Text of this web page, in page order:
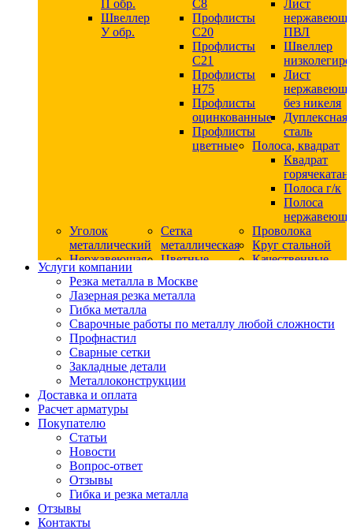
П обр.
Швеллер
У обр.
С8
Профлисты
С20
Профлисты
C21
Профлисты
Н75
Профлисты
оцинкованные
Профлисты
цветные
Лист
ПВЛ
Швеллер
Лист
без никеля
Дуплексная
сталь
Полоса, квадрат
Квадрат
Полоса г/к
Полоса
Уголок
металлический
Сетка
металлическая
Проволока
Круг стальной
Нержавеющая
сталь
Квадрат
нержавеющий
никельсодержащий
Круг
нержавеющий
безникелевый
жаропрочный
Круг
нержавеющий
никельсодержащий
Шестигранник
нержавеющий
никельсодержащий
Шестигранник
нержавеющий
безникелевый
Цветные
Шестигранник
дюралевый
дюралевый
Качественные
Услуги компании
Резка металла в Москве
Лазерная резка металла
Гибка металла
Сварочные работы по металлу любой сложности
Профнастил
Сварные сетки
Закладные детали
Металлоконструкции
Доставка и оплата
Расчет арматуры
Покупателю
Статьи
Новости
Вопрос-ответ
Отзывы
Гибка и резка металла
Отзывы
Контакты